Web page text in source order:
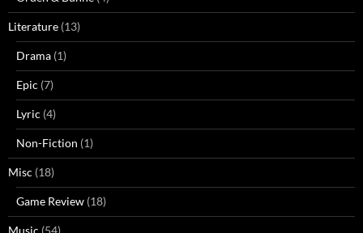
Literature (13)
Drama (1)
Epic (7)
Lyric (4)
Non-Fiction (1)
Misc (18)
Game Review (18)
Music (54)